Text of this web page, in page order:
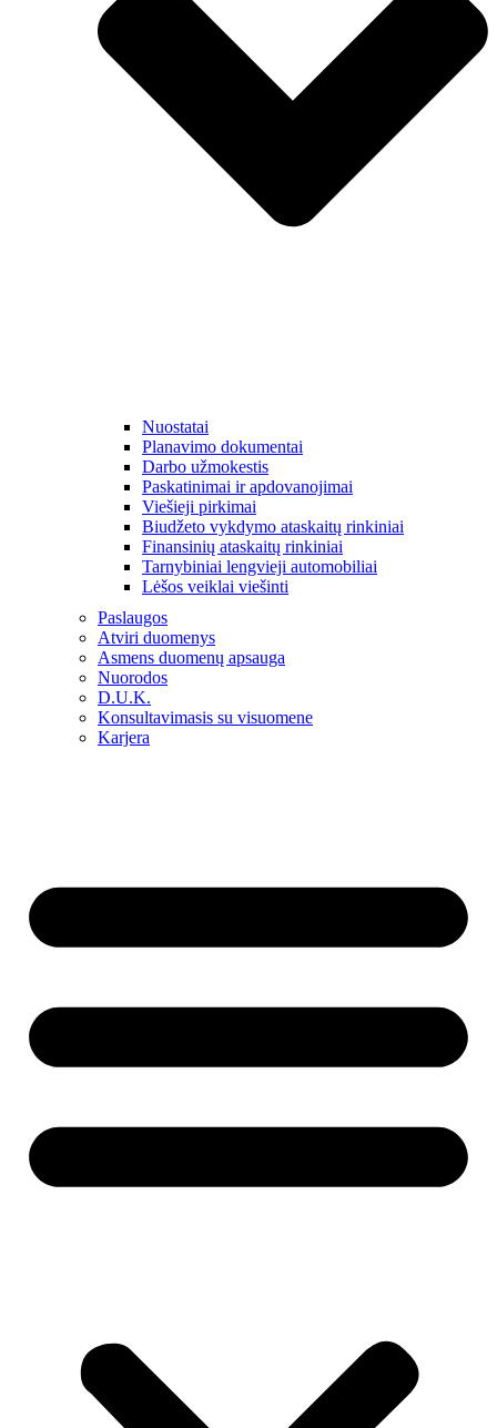
Nuostatai
Planavimo dokumentai
Darbo užmokestis
Paskatinimai ir apdovanojimai
Viešieji pirkimai
Biudžeto vykdymo ataskaitų rinkiniai
Finansinių ataskaitų rinkiniai
Tarnybiniai lengvieji automobiliai
Lėšos veiklai viešinti
Paslaugos
Atviri duomenys
Asmens duomenų apsauga
Nuorodos
D.U.K.
Konsultavimasis su visuomene
Karjera